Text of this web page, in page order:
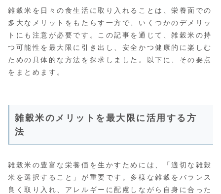
雑穀米を日々の食生活に取り入れることは、栄養面での
多大なメリットをもたらす一方で、いくつかのデメリッ
トにも注意が必要です。この記事を通じて、雑穀米の持
つ可能性を最大限に引き出し、安全かつ健康的に楽しむ
ための具体的な方法を探求しました。以下に、その要点
をまとめます。
雑穀米のメリットを最大限に活用する方
法
雑穀米の豊富な栄養価を生かすためには、「適切な雑穀
米を選択すること」が重要です。多様な雑穀をバランス
良く取り入れ、アレルギーに配慮しながら自身に合った